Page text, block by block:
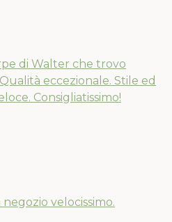
di Walter che trovo
eccezionale. Stile ed
Consigliatissimo!
velocissimo.
fino al 70%
prima della
gli ordini effettuati